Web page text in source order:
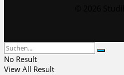
No Result
View All Result